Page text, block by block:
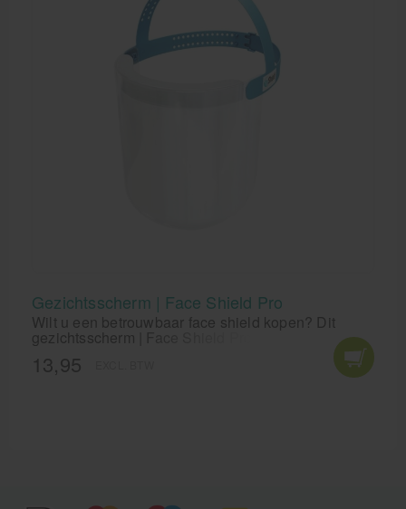
Gezichtsscherm | Face Shield Pro
Wilt u een betrouwbaar face shield kopen? Dit
gezichtsscherm | Face Shield Pro beschermt
zorgverleners, kappers, mensen in de horeca tegen
spatten, druppels en verneveling van vloeistoffen,
13,95